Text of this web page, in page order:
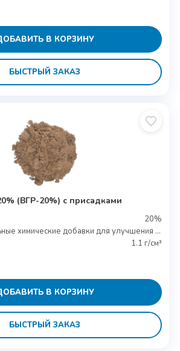
В КОРЗИНУ
БЫСТРЫЙ ЗАКАЗ
(ВГР-20%) с присадками
20%
Специальные химические добавки для улучшения свойств
1.1 г/см³
В КОРЗИНУ
БЫСТРЫЙ ЗАКАЗ